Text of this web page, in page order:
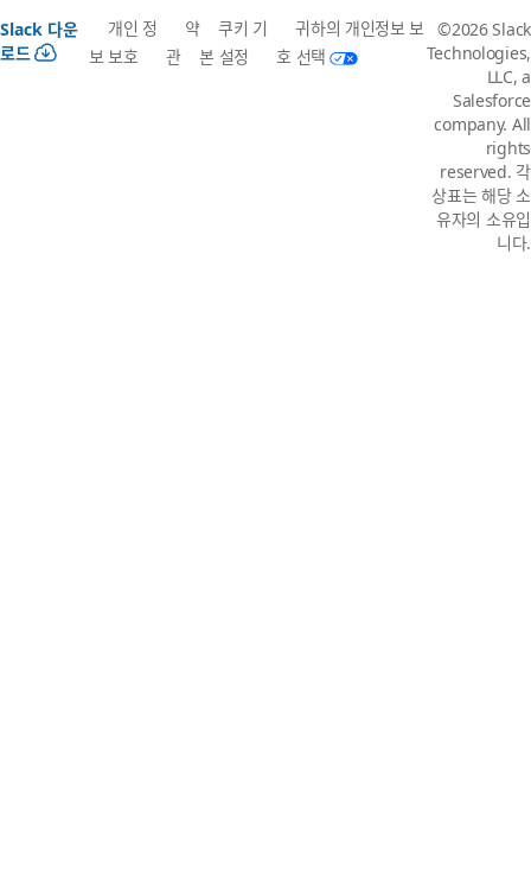
Slack 다운
로드
개인 정
보 보호
약
관
쿠키 기
본 설정
귀하의 개인정보 보
호 선택
©2026 Slack
Technologies,
LLC, a
Salesforce
company. All
rights
reserved. 각
상표는 해당 소
유자의 소유입
니다.